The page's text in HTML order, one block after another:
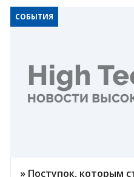
СОБЫТИЯ
» Поступок, которым